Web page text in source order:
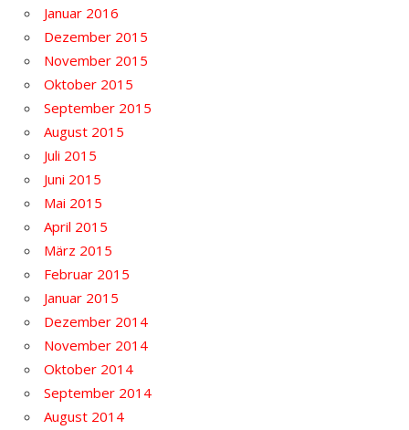
Januar 2016
Dezember 2015
November 2015
Oktober 2015
September 2015
August 2015
Juli 2015
Juni 2015
Mai 2015
April 2015
März 2015
Februar 2015
Januar 2015
Dezember 2014
November 2014
Oktober 2014
September 2014
August 2014